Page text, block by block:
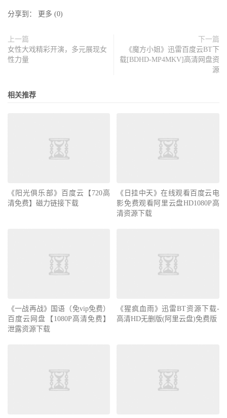
分享到： 更多 (0)
上一篇
女性大戏精彩开演，多元展现女
性力量
下一篇
《魔方小姐》迅雷百度云BT下
载[BDHD-MP4MKV]高清网盘资
源
相关推荐
《阳光俱乐部》百度云【720高
清免费】磁力链接下载
《日挂中天》在线观看百度云电
影免费观看阿里云盘HD1080P高
清资源下载
《一战再战》国语（免vip免费）
百度云网盘【1080P高清免费】
泄露资源下载
《猩疯血雨》迅雷BT资源下载-
高清HD无删版(阿里云盘)免费版